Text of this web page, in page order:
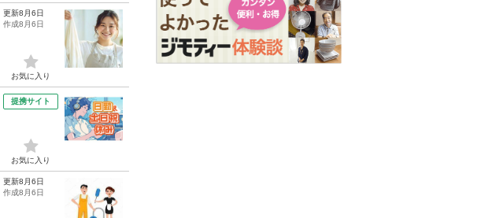
更新8月6日
作成8月6日
お気に入り
提携サイト
お気に入り
更新8月6日
作成8月6日